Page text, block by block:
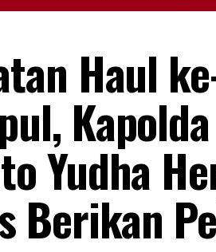
Haul
Yudha
Berikan